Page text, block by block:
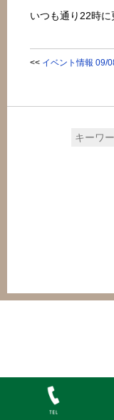
いつも通り22時に
<< イベント情報 09/